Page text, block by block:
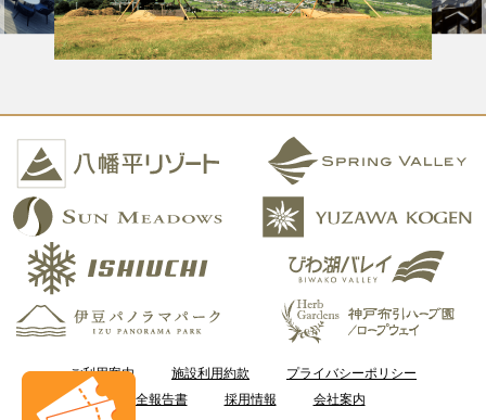
ご利用案内 施設利用約款
プライバシーポリシー
安全報告書
採用情報 会社案内